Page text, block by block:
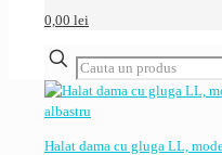
0,00 lei
Halat dama cu gluga LL,